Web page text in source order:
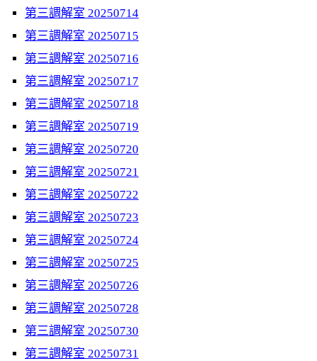
第三調解室 20250714
第三調解室 20250715
第三調解室 20250716
第三調解室 20250717
第三調解室 20250718
第三調解室 20250719
第三調解室 20250720
第三調解室 20250721
第三調解室 20250722
第三調解室 20250723
第三調解室 20250724
第三調解室 20250725
第三調解室 20250726
第三調解室 20250728
第三調解室 20250730
第三調解室 20250731